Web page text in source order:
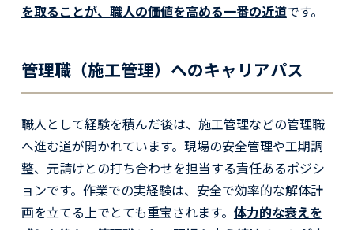
を取ることが、職人の価値を高める一番の近道です。
管理職（施工管理）へのキャリアパス
職人として経験を積んだ後は、施工管理などの管理職
へ進む道が開かれています。現場の安全管理や工期調
整、元請けとの打ち合わせを担当する責任あるポジシ
ョンです。作業での実経験は、安全で効率的な解体計
画を立てる上でとても重宝されます。 体力的な衰えを